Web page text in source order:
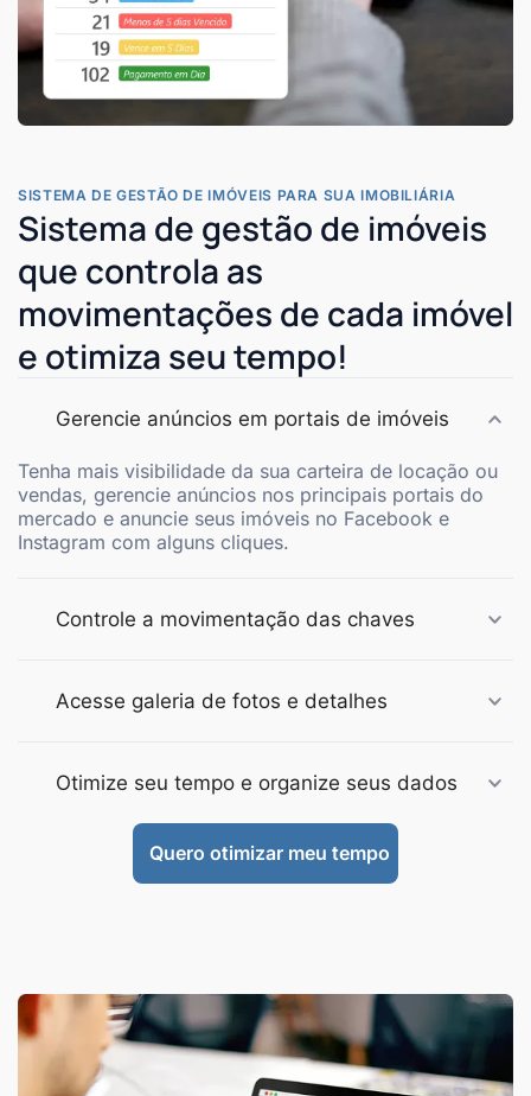
SISTEMA DE GESTÃO DE IMÓVEIS PARA SUA IMOBILIÁRIA
Sistema de gestão de imóveis
que controla as
movimentações de cada imóvel
e otimiza seu tempo!
Gerencie anúncios em portais de imóveis
Tenha mais visibilidade da sua carteira de locação ou
vendas, gerencie anúncios nos principais portais do
mercado e anuncie seus imóveis no Facebook e
Instagram com alguns cliques.
Controle a movimentação das chaves
Acesse galeria de fotos e detalhes
Otimize seu tempo e organize seus dados
Quero otimizar meu tempo